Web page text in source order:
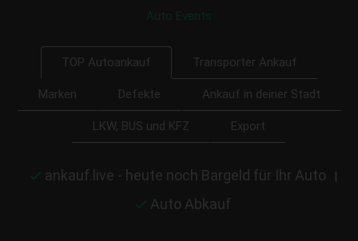
Auto Events
TOP Autoankauf Transporter Ankauf
Marken Defekte Ankauf in deiner Stadt
LKW, BUS und KFZ Export
ankauf.live - heute noch Bargeld für Ihr Auto |
Auto Abkauf